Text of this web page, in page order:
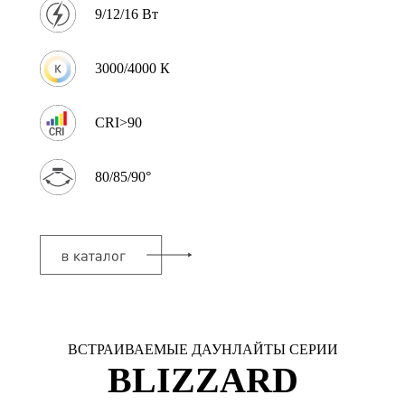
9/12/16 Вт
3000/4000 К
CRI>90
80/85/90°
ВСТРАИВАЕМЫЕ ДАУНЛАЙТЫ СЕРИИ
BLIZZARD